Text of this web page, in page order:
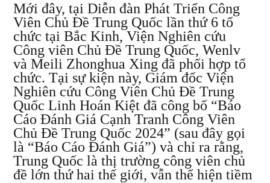
Mới đây, tại Diễn đàn Phát Triển Công
Viên Chủ Đề Trung Quốc lần thứ 6 tổ
chức tại Bắc Kinh, Viện Nghiên cứu
Công viên Chủ Đề Trung Quốc, Wenlv
và Meili Zhonghua Xing đã phối hợp tổ
chức. Tại sự kiện này, Giám đốc Viện
Nghiên cứu Công Viên Chủ Đề Trung
Quốc Linh Hoán Kiệt đã công bố “Báo
Cáo Đánh Giá Cạnh Tranh Công Viên
Chủ Đề Trung Quốc 2024” (sau đây gọi
là “Báo Cáo Đánh Giá”) và chỉ ra rằng,
Trung Quốc là thị trường công viên chủ
đề lớn thứ hai thế giới, vẫn thể hiện tiềm